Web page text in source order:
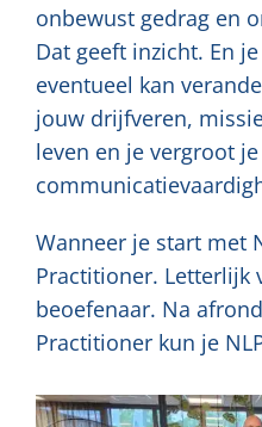
onbewust gedrag en
Dat geeft inzicht. En
eventueel kan
jouw drijfveren,
leven en je vergroot je
Wanneer je start met
Practitioner. Letterlijk
beoefenaar. Na
Practitioner kun je